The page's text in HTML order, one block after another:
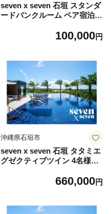
seven x seven 石垣 スタンダ
ードバンクルーム ペア宿泊券
行 宿泊 チケット クーポン 沖
100,000円
沖縄県石垣市
seven x seven 石垣 タタミエ
グゼクティブツイン 4名様宿
と 旅行 宿泊 チケット クーポ
660,000円